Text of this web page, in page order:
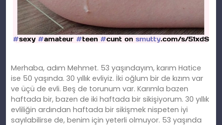
Merhaba, adım Mehmet. 53 yaşındayım, karım Hatice
ise 50 yaşında. 30 yıllık evliyiz. İki oğlum bir de kızım var
ve üçü de evli. Beş de torunum var. Karımla bazen
haftada bir, bazen de iki haftada bir sikişiyorum. 30 yıllık
evliliğin ardından haftada bir sikişmek nispeten iyi
sayılabilirse de, benim için yeterli olmuyor. 53 yaşında